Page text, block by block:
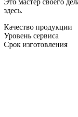
здесь.
Качество продукции
Уровень сервиса
Срок изготовления